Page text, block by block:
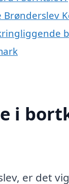
i
er det